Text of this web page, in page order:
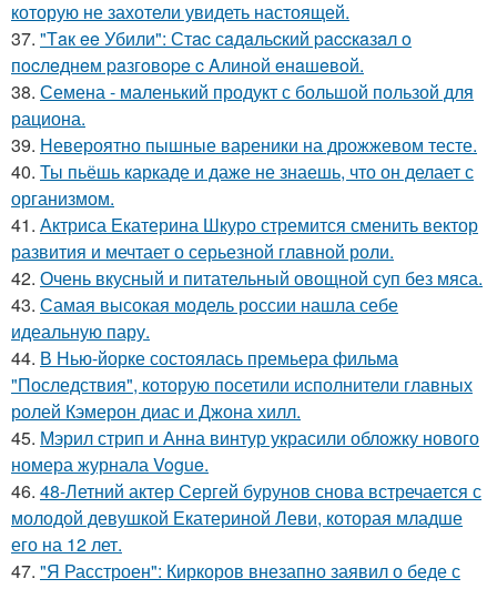
которую не захотели увидеть настоящей.
37. "Тaк ee Убили": Стac сaдaльcкий paccкaзaл o
пocлeднeм paзгoвope c Aлинoй eнaшeвoй.
38. Семена - маленький продукт с большой пользой для
рациона.
39. Невероятно пышные вареники на дрожжевом тесте.
40. Ты пьёшь каркаде и даже не знаешь, что он делает с
организмом.
41. Актриса Екатерина Шкуро стремится сменить вектор
развития и мечтает о серьезной главной роли.
42. Очень вкусный и питательный овощной суп без мяса.
43. Самая высокая модель россии нашла себе
идеальную пару.
44. В Нью-йорке состоялась премьера фильма
"Последствия", которую посетили исполнители главных
ролей Кэмерон диас и Джона хилл.
45. Мэрил стрип и Анна винтур украсили обложку нового
номера журнала Vogue.
46. 48-Летний актер Сергей бурунов снова встречается с
молодой девушкой Екатериной Леви, которая младше
его на 12 лет.
47. "Я Расстроен": Киркоров внезапно заявил о беде с